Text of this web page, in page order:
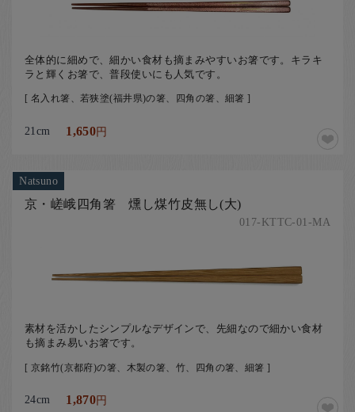
全体的に細めで、細かい食材も摘まみやすいお箸です。キラキ
ラと輝くお箸で、普段使いにも人気です。
[ 名入れ箸、若狭塗(福井県)の箸、四角の箸、細箸 ]
21cm 1,650円
Natsuno
京・嵯峨四角箸 燻し煤竹皮無し(大)
017-KTTC-01-MA
素材を活かしたシンプルなデザインで、先細なので細かい食材
も摘まみ易いお箸です。
[ 京銘竹(京都府)の箸、木製の箸、竹、四角の箸、細箸 ]
24cm 1,870円